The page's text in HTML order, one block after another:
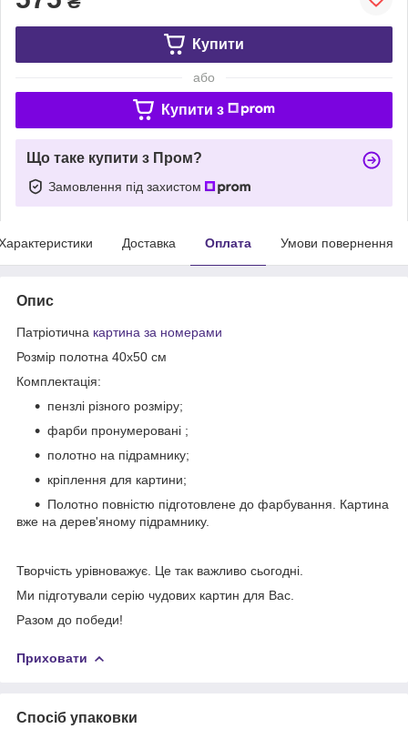
Купити
або
Купити з
Що таке купити з Пром?
Замовлення під захистом
Доставка Оплата Умови повернення
Опис
Патріотична картина за номерами
Розмір полотна 40х50 см
Комплектація:
пензлі різного розміру;
фарби пронумеровані ;
полотно на підрамнику;
кріплення для картини;
Полотно повністю підготовлене до фарбування. Картина
вже на дерев'яному підрамнику.
Творчість урівноважує. Це так важливо сьогодні.
Ми підготували серію чудових картин для Вас.
Разом до победи!
Приховати
Спосіб упаковки